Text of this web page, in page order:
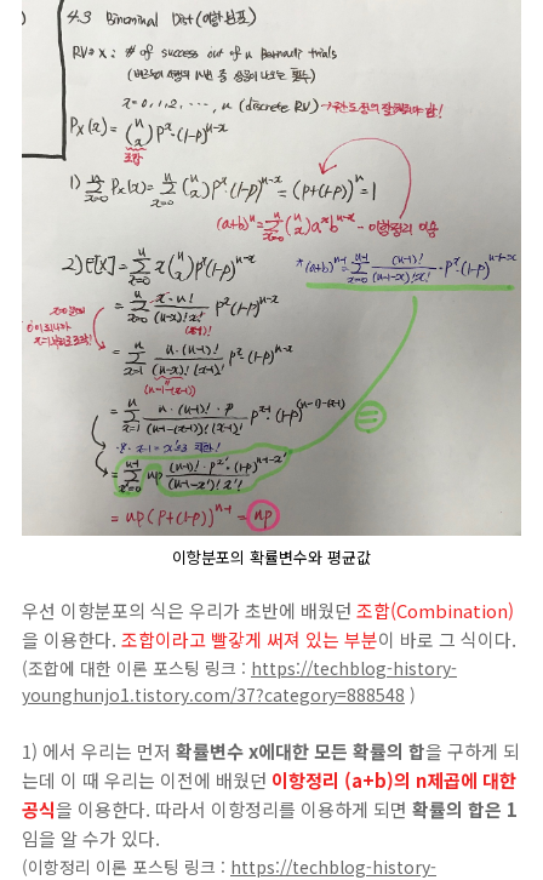
이항분포의 확률변수와 평균값
우선 이항분포의 식은 우리가 초반에 배웠던 조합(Combination)
을 이용한다. 조합이라고 빨갛게 써져 있는 부분이 바로 그 식이다.
(조합에 대한 이론 포스팅 링크 : https://techblog-history-
younghunjo1.tistory.com/37?category=888548 )
1) 에서 우리는 먼저 확률변수 x에대한 모든 확률의 합을 구하게 되
는데 이 때 우리는 이전에 배웠던 이항정리 (a+b)의 n제곱에 대한
공식을 이용한다. 따라서 이항정리를 이용하게 되면 확률의 합은 1
임을 알 수가 있다.
(이항정리 이론 포스팅 링크 : https://techblog-history-